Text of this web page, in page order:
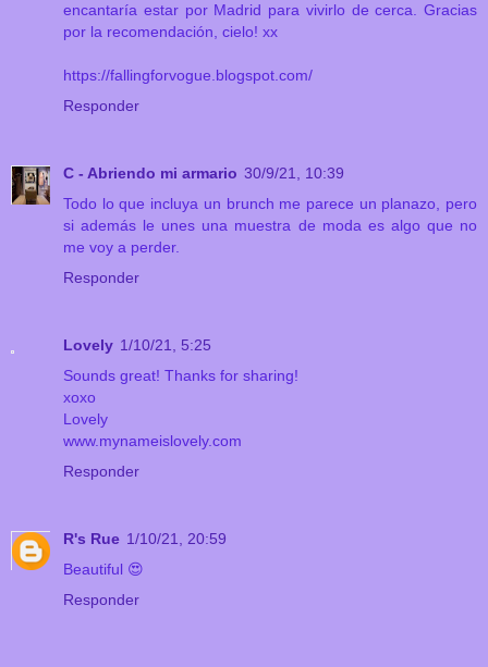
encantaría estar por Madrid para vivirlo de cerca. Gracias
por la recomendación, cielo! xx
https://fallingforvogue.blogspot.com/
Responder
C - Abriendo mi armario 30/9/21, 10:39
Todo lo que incluya un brunch me parece un planazo, pero
si además le unes una muestra de moda es algo que no
me voy a perder.
Responder
Lovely 1/10/21, 5:25
Sounds great! Thanks for sharing!
xoxo
Lovely
www.mynameislovely.com
Responder
R's Rue 1/10/21, 20:59
Beautiful 😍
Responder